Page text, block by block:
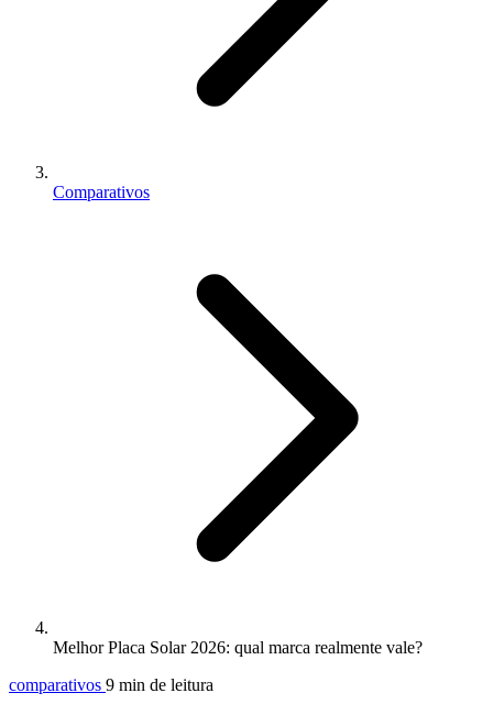
Comparativos
Melhor Placa Solar 2026: qual marca realmente vale?
comparativos 9 min de leitura